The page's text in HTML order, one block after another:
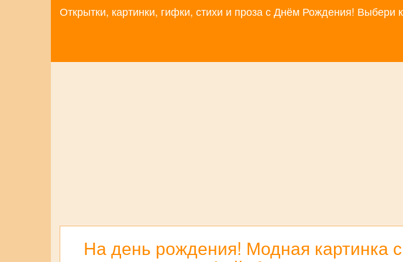
Открытки, картинки, гифки, стихи и проза с Днём Рождения! Выбери
На день рождения! Модная картинка